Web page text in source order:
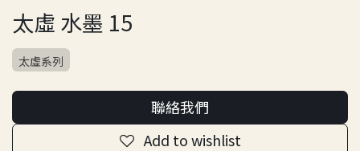
太虛 水墨 15
太虛系列
聯絡我們
Add to wishlist